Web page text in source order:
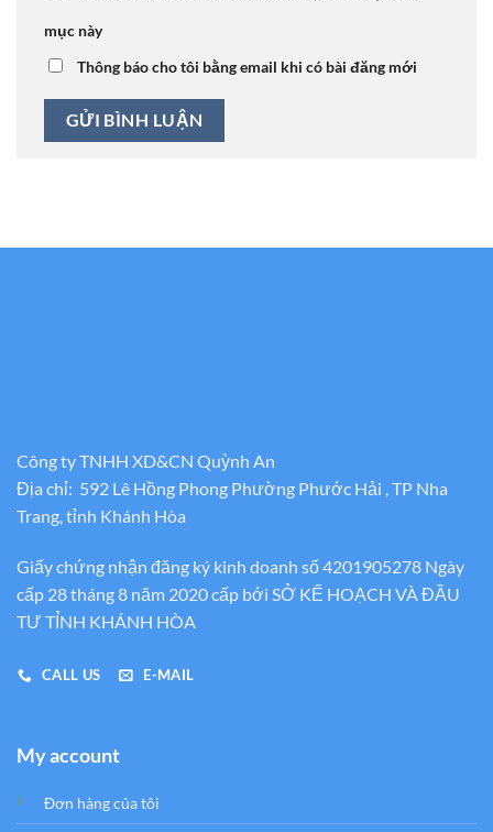
mục này
Thông báo cho tôi bằng email khi có bài đăng mới
Công ty TNHH XD&CN Quỳnh An
Địa chỉ: 592 Lê Hồng Phong Phường Phước Hải , TP Nha
Trang, tỉnh Khánh Hòa
Giấy chứng nhận đăng ký kinh doanh số 4201905278 Ngày
cấp 28 tháng 8 năm 2020 cấp bới SỞ KẾ HOẠCH VÀ ĐẦU
TƯ TỈNH KHÁNH HÒA
CALL US E-MAIL
My account
Đơn hàng của tôi